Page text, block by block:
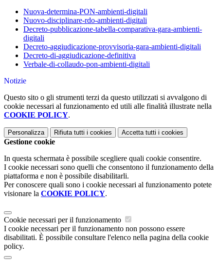
Nuova-determina-PON-ambienti-digitali
Nuovo-disciplinare-rdo-ambienti-digitali
Decreto-pubblicazione-tabella-comparativa-gara-ambienti-
digitali
Decreto-aggiudicazione-provvisoria-gara-ambienti-digitali
Decreto-di-aggiudicazione-definitiva
Verbale-di-collaudo-pon-ambienti-digitali
Notizie
Questo sito o gli strumenti terzi da questo utilizzati si avvalgono di
cookie necessari al funzionamento ed utili alle finalità illustrate nella
COOKIE POLICY.
Personalizza Rifiuta tutti i cookies Accetta tutti i cookies
Gestione cookie
In questa schermata è possibile scegliere quali cookie consentire.
I cookie necessari sono quelli che consentono il funzionamento della
piattaforma e non è possibile disabilitarli.
Per conoscere quali sono i cookie necessari al funzionamento potete
visionare la COOKIE POLICY.
Cookie necessari per il funzionamento
I cookie necessari per il funzionamento non possono essere
disabilitati. È possibile consultare l'elenco nella pagina della cookie
policy.